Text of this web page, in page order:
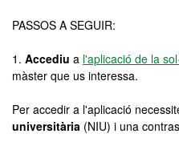
PASSOS A SEGUIR:
1. Accediu a l'aplicació de la
màster que us interessa.
Per accedir a l'aplicació
universitària (NIU) i una